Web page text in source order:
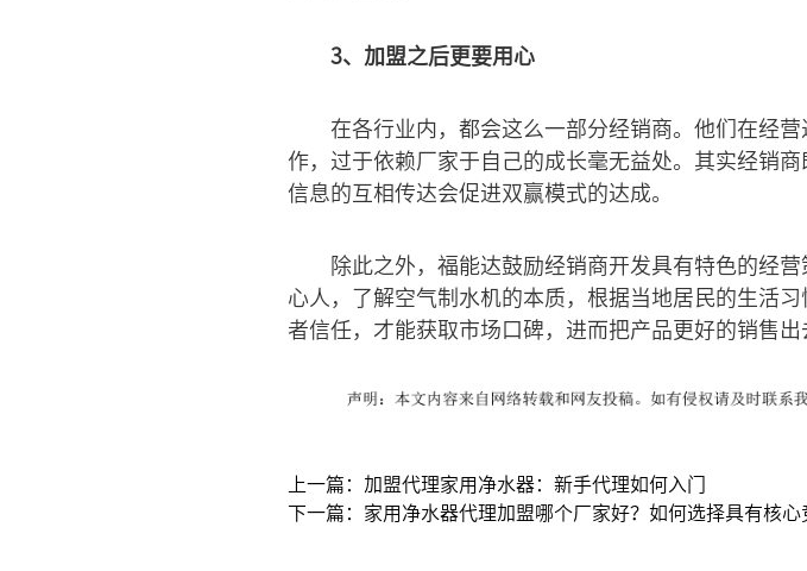
3、加盟之后更要用心
在各行业内，都会这么一部分经销商。他们在经
作，过于依赖厂家于自己的成长毫无益处。其实经销
信息的互相传达会促进双赢模式的达成。
除此之外，福能达鼓励经销商开发具有特色的经
心人，了解空气制水机的本质，根据当地居民的生活
者信任，才能获取市场口碑，进而把产品更好的销售出
上一篇：加盟代理家用净水器：新手代理如何入门
下一篇：家用净水器代理加盟哪个厂家好？如何选择具有核心